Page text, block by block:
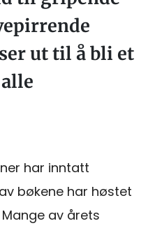
ut til å bli et
har inntatt
bøkene har høstet
av årets